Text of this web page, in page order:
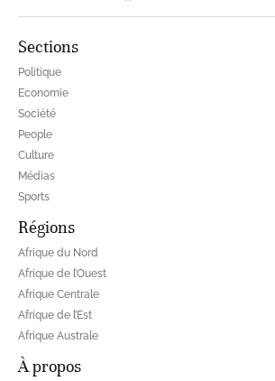
Sections
Politique
Economie
Société
People
Culture
Médias
Sports
Régions
Afrique du Nord
Afrique de l’Ouest
Afrique Centrale
Afrique de l’Est
Afrique Australe
À propos